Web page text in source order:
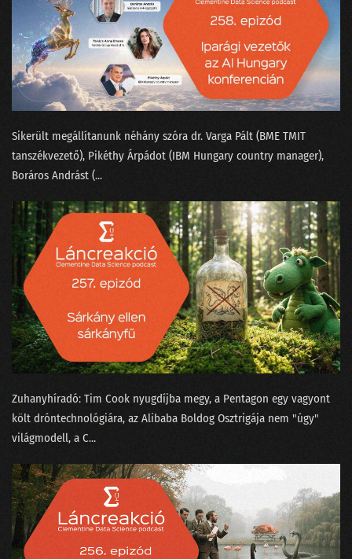
153 - A háromtest probléma a Netflixen
152 - Hogyan tanítjuk meg egy chatbotnak, hogy befogja a száját?
151 - Bukott Tesla és halott Lou Reed
150 - Megszabadulunk-e a SORA-val a hollywoodi színészektől?
149 - A világnak kellenek a bullshit melók!
147 - A véleménykutatás jól van, pedig zombik tépik
146 - Mi köze Taylor Swiftnek a Nagy Nyelvi Modellekhez?
145 - Van-e még jövője a közvéleménykutatásnak?
144 - Dataracing Gáspár Csabával
143 - Az MI megérkezett a porszívókba is!
142 - Mivel tölti a napját egy matematikus?
141 - 2024 az áram éve lesz?
138 - Az új Mad Maxtől a milicista haláláig
137 - Hol voltak a leglazább sales-es állások 2023-ban?
Sikerült megállítanunk néhány szóra ⁠dr. Varga Pál⁠t (BME TMIT
tanszékvezető), Pikéthy Árpád⁠⁠ot (IBM Hungary country manager),
⁠Boráros András⁠t (...
Zuhanyhíradó: ⁠Tim Cook nyugdíjba megy⁠, a Pentagon egy vagyont
költ dróntechnológiára⁠⁠, az Alibaba Boldog Osztrigája⁠⁠ nem "úgy"
világmodell, a C...